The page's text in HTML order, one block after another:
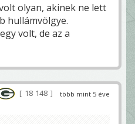
olyan, akinek ne lett
hullámvölgye.
volt, de az a
több mint 5 éve
18 148